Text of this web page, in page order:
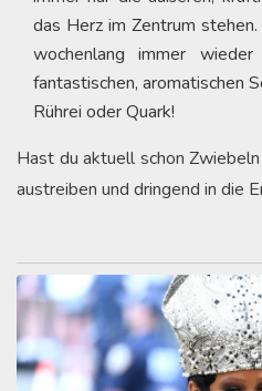
das Herz im Zentrum
wochenlang immer
fantastischen, aromatischen
Rührei oder Quark!
Hast du aktuell schon
austreiben und dringend in die